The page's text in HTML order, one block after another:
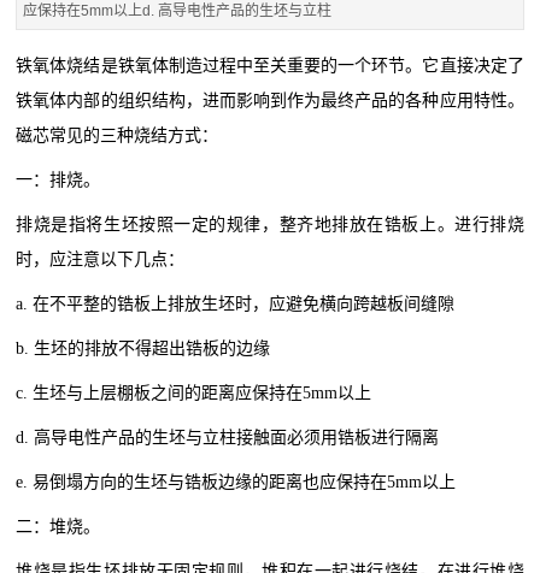
应保持在5mm以上d. 高导电性产品的生坯与立柱
铁氧体烧结是铁氧体制造过程中至关重要的一个环节。它直接决定了
铁氧体内部的组织结构，进而影响到作为最终产品的各种应用特性。
磁芯常见的三种烧结方式：
一：排烧。
排烧是指将生坯按照一定的规律，整齐地排放在锆板上。进行排烧
时，应注意以下几点：
a. 在不平整的锆板上排放生坯时，应避免横向跨越板间缝隙
b. 生坯的排放不得超出锆板的边缘
c. 生坯与上层棚板之间的距离应保持在5mm以上
d. 高导电性产品的生坯与立柱接触面必须用锆板进行隔离
e. 易倒塌方向的生坯与锆板边缘的距离也应保持在5mm以上
二：堆烧。